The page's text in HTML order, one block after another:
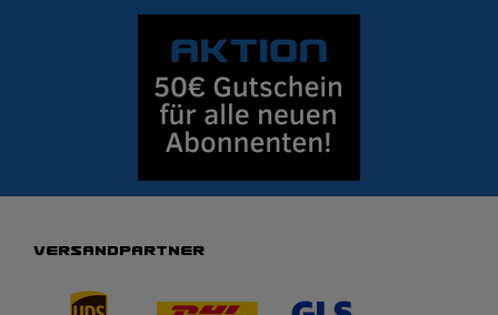
VERSANDPARTNER